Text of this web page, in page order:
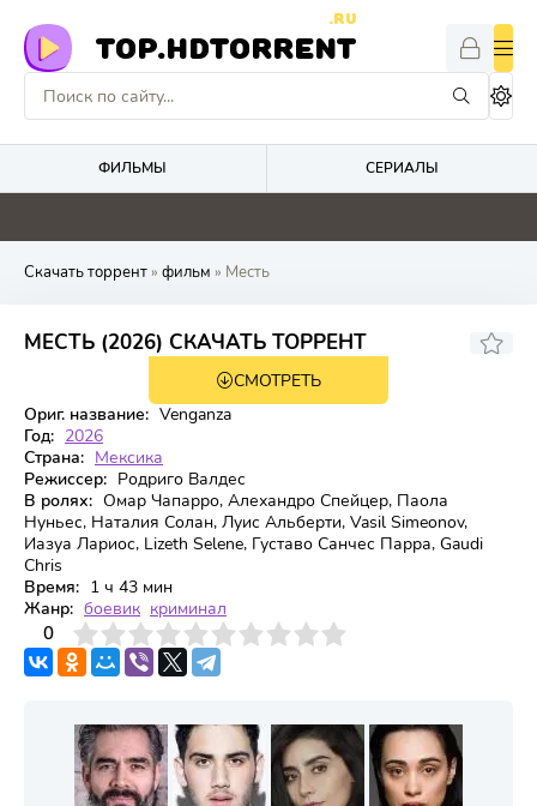
TOP.HDTORRENT
.RU
ФИЛЬМЫ СЕРИАЛЫ
4.7 0 0 0
Скачать торрент» фильм » Месть
МЕСТЬ (2026) СКАЧАТЬ ТОРРЕНТ
5.9
СМОТРЕТЬ
Ориг. название: Venganza
Год: 2026
Страна: Мексика
Режиссер: Родриго Валдес
В ролях: Омар Чапарро, Алехандро Спейцер, Паола
Нуньес, Наталия Солан, Луис Альберти, Vasil Simeonov,
Иазуа Лариос, Lizeth Selene, Густаво Санчес Парра, Gaudi
Chris
Время: 1 ч 43 мин
Жанр: боевик криминал
0
4 6 7 8 9 10